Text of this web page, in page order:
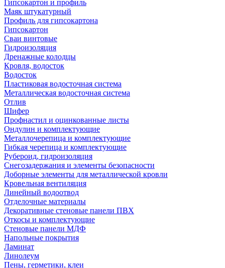
Гипсокартон и профиль
Маяк штукатурный
Профиль для гипсокартона
Гипсокартон
Сваи винтовые
Гидроизоляция
Дренажные колодцы
Кровля, водосток
Водосток
Пластиковая водосточная система
Металлическая водосточная система
Отлив
Шифер
Профнастил и оцинкованные листы
Ондулин и комплектующие
Металлочерепица и комплектующие
Гибкая черепица и комплектующие
Рубероид, гидроизоляция
Снегозадержания и элементы безопасности
Доборные элементы для металлической кровли
Кровельная вентиляция
Линейный водоотвод
Отделочные материалы
Декоративные стеновые панели ПВХ
Откосы и комплектующие
Стеновые панели МДФ
Напольные покрытия
Ламинат
Линолеум
Пены, герметики, клеи